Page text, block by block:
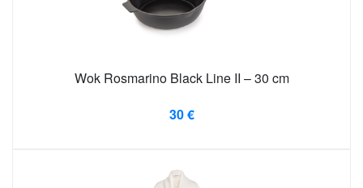
Wok Rosmarino Black Line II – 30 cm
30 €